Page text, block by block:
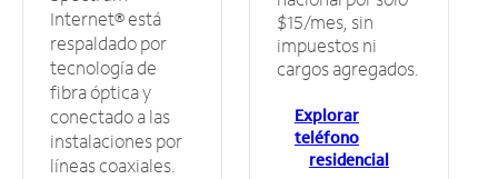
Internet® está
respaldado por
tecnología de
fibra óptica y
conectado a las
instalaciones por
líneas coaxiales.
$15/mes, sin
impuestos ni
cargos agregados.
Explorar
teléfono
residencial